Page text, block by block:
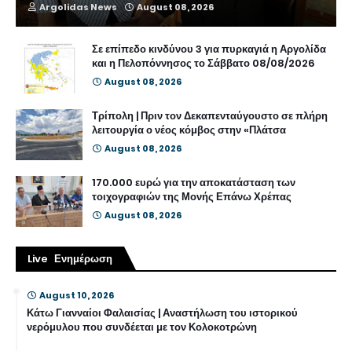
Argolidas News August 08, 2026
Σε επίπεδο κινδύνου 3 για πυρκαγιά η Αργολίδα
και η Πελοπόννησος το Σάββατο 08/08/2026
August 08, 2026
Τρίπολη | Πριν τον Δεκαπενταύγουστο σε πλήρη
λειτουργία ο νέος κόμβος στην «Πλάτσα
August 08, 2026
170.000 ευρώ για την αποκατάσταση των
τοιχογραφιών της Μονής Επάνω Χρέπας
August 08, 2026
Live Ενημέρωση
August 10, 2026
Κάτω Γιανναίοι Φαλαισίας | Αναστήλωση του ιστορικού
νερόμυλου που συνδέεται με τον Κολοκοτρώνη